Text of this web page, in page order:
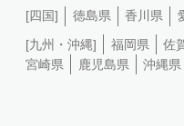
[四国]
徳島県 香川県
[九州・沖縄]
福岡県 佐
宮崎県
鹿児島県 沖縄県